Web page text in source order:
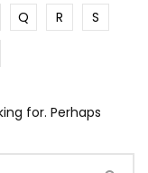
Q R
S
for. Perhaps